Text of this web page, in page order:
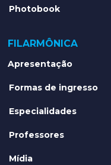
Photobook
FILARMÔNICA
Apresentação
Formas de ingresso
Especialidades
Professores
Mídia